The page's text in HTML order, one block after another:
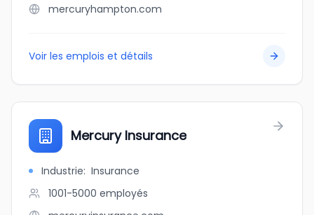
mercuryhampton.com
Voir les emplois et détails
Mercury Insurance
Industrie: Insurance
1001-5000 employés